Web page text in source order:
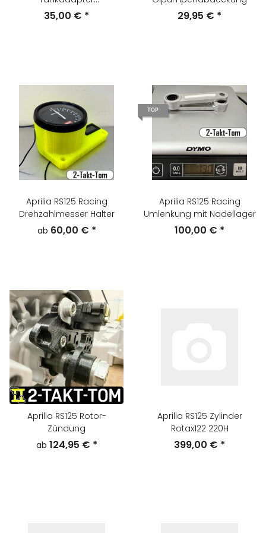
Schnellverschluß
35,00 € * 29,95 € *
Aprilia RS125 Racing
Drehzahlmesser Halter
ab 60,00 € *
TOP
Aprilia RS125 Racing
Umlenkung mit Nadellager
100,00 € *
Aprilia RS125 Rotor-
Zündung
ab 124,95 € *
Aprilia RS125 Zylinder
Rotax122 220H
399,00 € *